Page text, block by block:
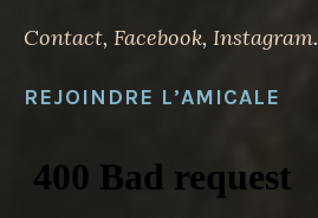
Contact, Facebook, Instagram.
REJOINDRE L’AMICALE